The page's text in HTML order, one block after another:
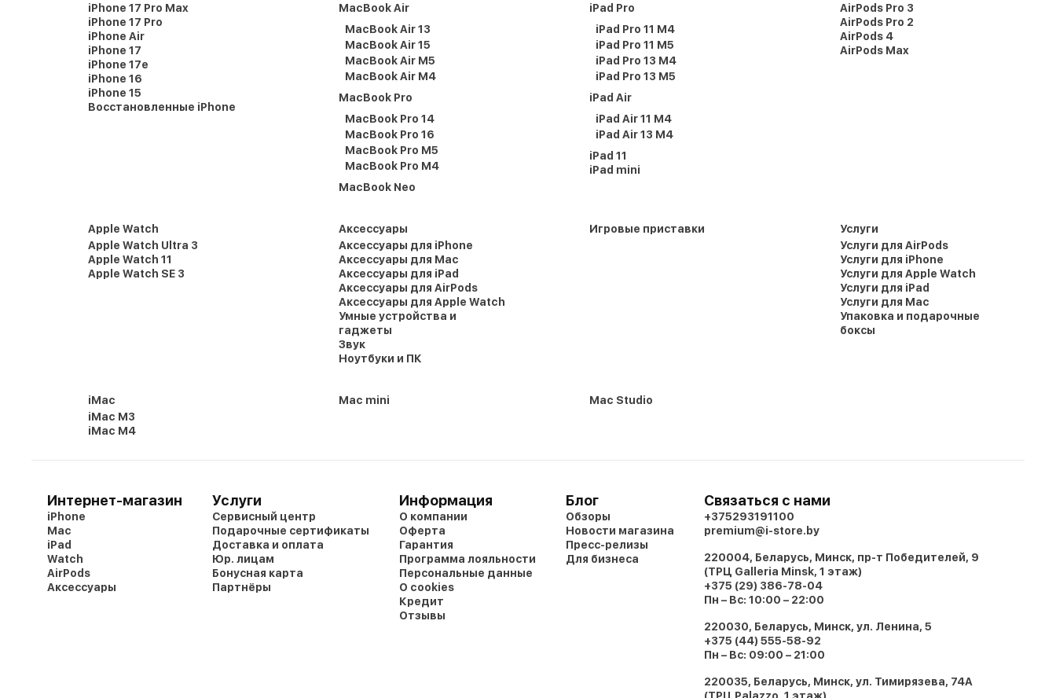
iPhone 17 Pro Max
iPhone 17 Pro
iPhone Air
iPhone 17
iPhone 17e
iPhone 16
iPhone 15
Восстановленные iPhone
MacBook Air
MacBook Air 13
MacBook Air 15
MacBook Air M5
MacBook Air M4
MacBook Pro
MacBook Pro 14
MacBook Pro 16
MacBook Pro M5
MacBook Pro M4
MacBook Neo
iPad Pro
iPad Pro 11 M4
iPad Pro 11 M5
iPad Pro 13 M4
iPad Pro 13 M5
iPad Air
iPad Air 11 M4
iPad Air 13 M4
iPad 11
iPad mini
AirPods Pro 3
AirPods Pro 2
AirPods 4
AirPods Max
Apple Watch
Apple Watch Ultra 3
Apple Watch 11
Apple Watch SE 3
Аксессуары
Аксессуары для iPhone
Аксессуары для Mac
Аксессуары для iPad
Аксессуары для AirPods
Аксессуары для Apple Watch
Умные устройства и
гаджеты
Звук
Ноутбуки и ПК
Игровые приставки
Услуги
Услуги для AirPods
Услуги для iPhone
Услуги для Apple Watch
Услуги для iPad
Услуги для Mac
Упаковка и подарочные
боксы
iMac
iMac M3
iMac M4
Mac mini Mac Studio
Интернет-магазин
iPhone
Mac
iPad
Watch
AirPods
Аксессуары
Услуги
Сервисный центр
Подарочные сертификаты
Доставка и оплата
Юр. лицам
Бонусная карта
Партнёры
Информация
О компании
Оферта
Гарантия
Программа лояльности
Персональные данные
О cookies
Кредит
Отзывы
Блог
Обзоры
Новости магазина
Пресс-релизы
Для бизнеса
Связаться с нами
+375293191100
premium@i-store.by
220004, Беларусь, Минск, пр-т Победителей, 9
(ТРЦ Galleria Minsk, 1 этаж)
+375 (29) 386-78-04
Пн – Вс: 10:00 – 22:00
220030, Беларусь, Минск, ул. Ленина, 5
+375 (44) 555-58-92
Пн – Вс: 09:00 – 21:00
220035, Беларусь, Минск, ул. Тимирязева, 74A
(ТРЦ Palazzo, 1 этаж)